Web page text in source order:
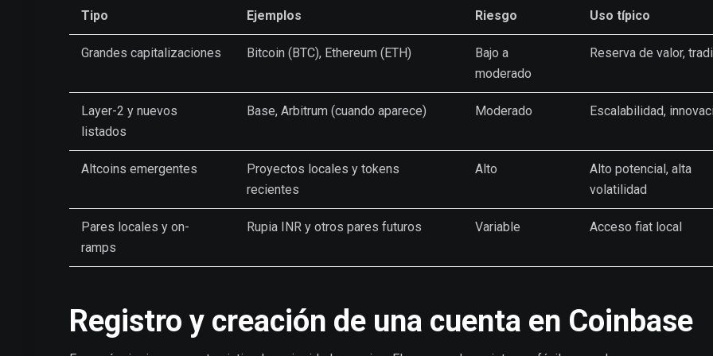
Tipo Ejemplos Riesgo Uso típico
Grandes capitalizaciones Bitcoin (BTC), Ethereum (ETH)
Bajo a
moderado
Reserva de valor,
Layer-2 y nuevos
listados
Base, Arbitrum (cuando aparece) Moderado Escalabilidad,
Altcoins emergentes
Proyectos locales y tokens
recientes
Alto
Alto potencial, alta
volatilidad
Pares locales y on-
ramps
Rupia INR y otros pares futuros Variable Acceso fiat local
Registro y creación de una cuenta en Coinbase